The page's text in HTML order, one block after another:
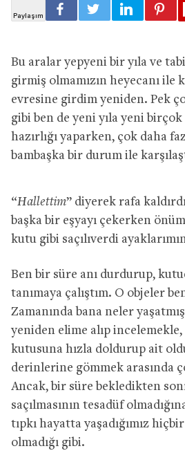
Bu aralar yepyeni bir yıla ve
girmiş olmamızın heyecanı ile
evresine girdim yeniden. Pek
gibi ben de yeni yıla yeni
hazırlığı yaparken, çok daha
bambaşka bir durum ile
“Hallettim” diyerek rafa
başka bir eşyayı çekerken
kutu gibi saçılıverdi
Ben bir süre anı durdurup,
tanımaya çalıştım. O objeler
Zamanında bana neler
yeniden elime alıp
kutusuna hızla doldurup ait
derinlerine gömmek arasında
Ancak, bir süre bekledikten
saçılmasının tesadüf
tıpkı hayatta yaşadığımız
olmadığı gibi.